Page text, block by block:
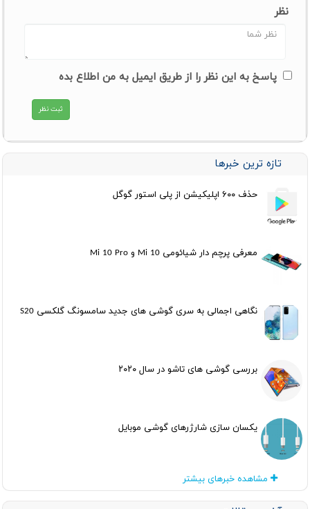
نظر
پاسخ به این نظر را از طریق ایمیل به من اطلاع بده
تازه ترین خبرها
حذف ۶۰۰ اپلیکیشن از پلی استور گوگل
معرفی پرچم دار شیائومی Mi 10 و Mi 10 Pro
نگاهی اجمالی به سری گوشی های جدید سامسونگ گلکسی S20
بررسی گوشی های تاشو در سال ۲۰۲۰
یکسان سازی شارژرهای گوشی موبایل
مشاهده خبرهای بیشتر